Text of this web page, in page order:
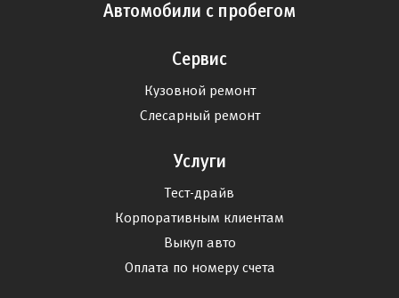
Автомобили с пробегом
Сервис
Кузовной ремонт
Слесарный ремонт
Услуги
Тест-драйв
Корпоративным клиентам
Выкуп авто
Оплата по номеру счета